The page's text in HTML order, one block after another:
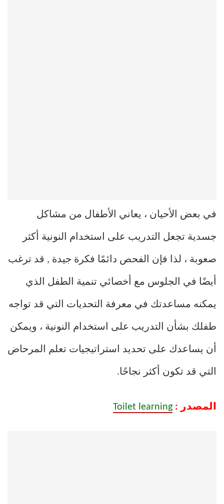
في بعض الأحيان ، يعاني الأطفال من مشاكل
جسدية تجعل التدريب على استخدام النونية أكثر
صعوبة ، لذا فإن الفحص دائمًا فكرة جيدة , قد ترغب
أيضًا في الجلوس مع أخصائي تنمية الطفل الذي
يمكنه مساعدتك في معرفة التحديات التي قد تواجه
طفلك بشأن التدريب على استخدام النونية ، ويمكن
أن يساعدك على تحديد استراتيجيات تعلم المرحاض
التي قد تكون أكثر نجاحًا.
المصدر : Toilet learning